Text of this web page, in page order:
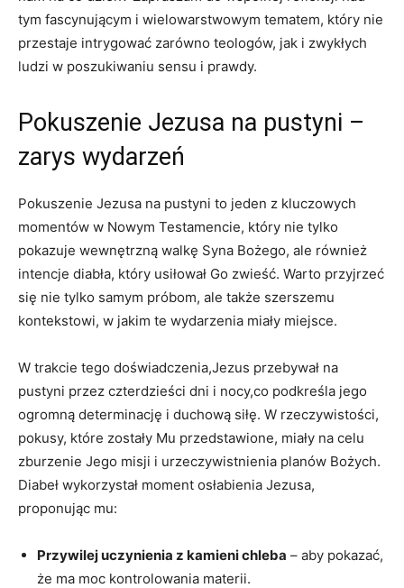
tym fascynującym ⁣i wielowarstwowym tematem, ⁢który ‍nie
przestaje ​intrygować zarówno‌ teologów, jak i ‌zwykłych
‌ludzi w poszukiwaniu sensu ⁣i prawdy.
Pokuszenie ‌Jezusa na pustyni –
‍zarys wydarzeń
Pokuszenie Jezusa ‌na pustyni to jeden z⁢ kluczowych
momentów w Nowym Testamencie, który nie tylko
pokazuje ​wewnętrzną walkę Syna⁢ Bożego, ale również
intencje diabła, ⁤który usiłował Go zwieść. Warto przyjrzeć
się nie tylko samym próbom, ale także ⁢szerszemu
kontekstowi, w jakim te wydarzenia miały ⁤miejsce.
W trakcie tego doświadczenia,Jezus przebywał na
pustyni przez czterdzieści dni i nocy,co​ podkreśla jego
ogromną determinację i duchową siłę. W⁤ rzeczywistości,
pokusy,​ które zostały​ Mu przedstawione,‌ miały na celu‍
zburzenie Jego misji i urzeczywistnienia ‌planów Bożych.
Diabeł wykorzystał moment osłabienia Jezusa,
proponując mu:
Przywilej uczynienia z kamieni chleba – aby pokazać,
że ⁤ma moc kontrolowania materii.